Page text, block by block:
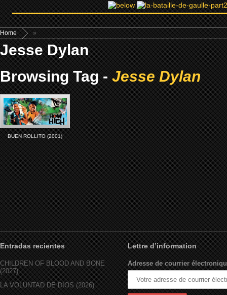
Home »
Jesse Dylan
Browsing Tag -Jesse Dylan
BUEN ROLLITO (2001)
Entradas recientes
CHILDREN OF BLOOD AND BONE
(2027)
LA VOLUNTAD DE DIOS (2026)
Lettre d’information
Adresse de courrier